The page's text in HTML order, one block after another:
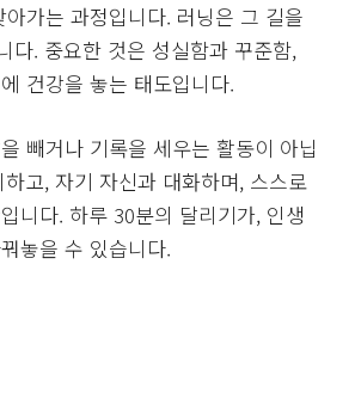
가는 과정입니다. 러닝은 그 길을
다. 중요한 것은 성실함과 꾸준함,
건강을 놓는 태도입니다.
빼거나 기록을 세우는 활동이 아닙
고, 자기 자신과 대화하며, 스스로
니다. 하루 30분의 달리기가, 인생
놓을 수 있습니다.